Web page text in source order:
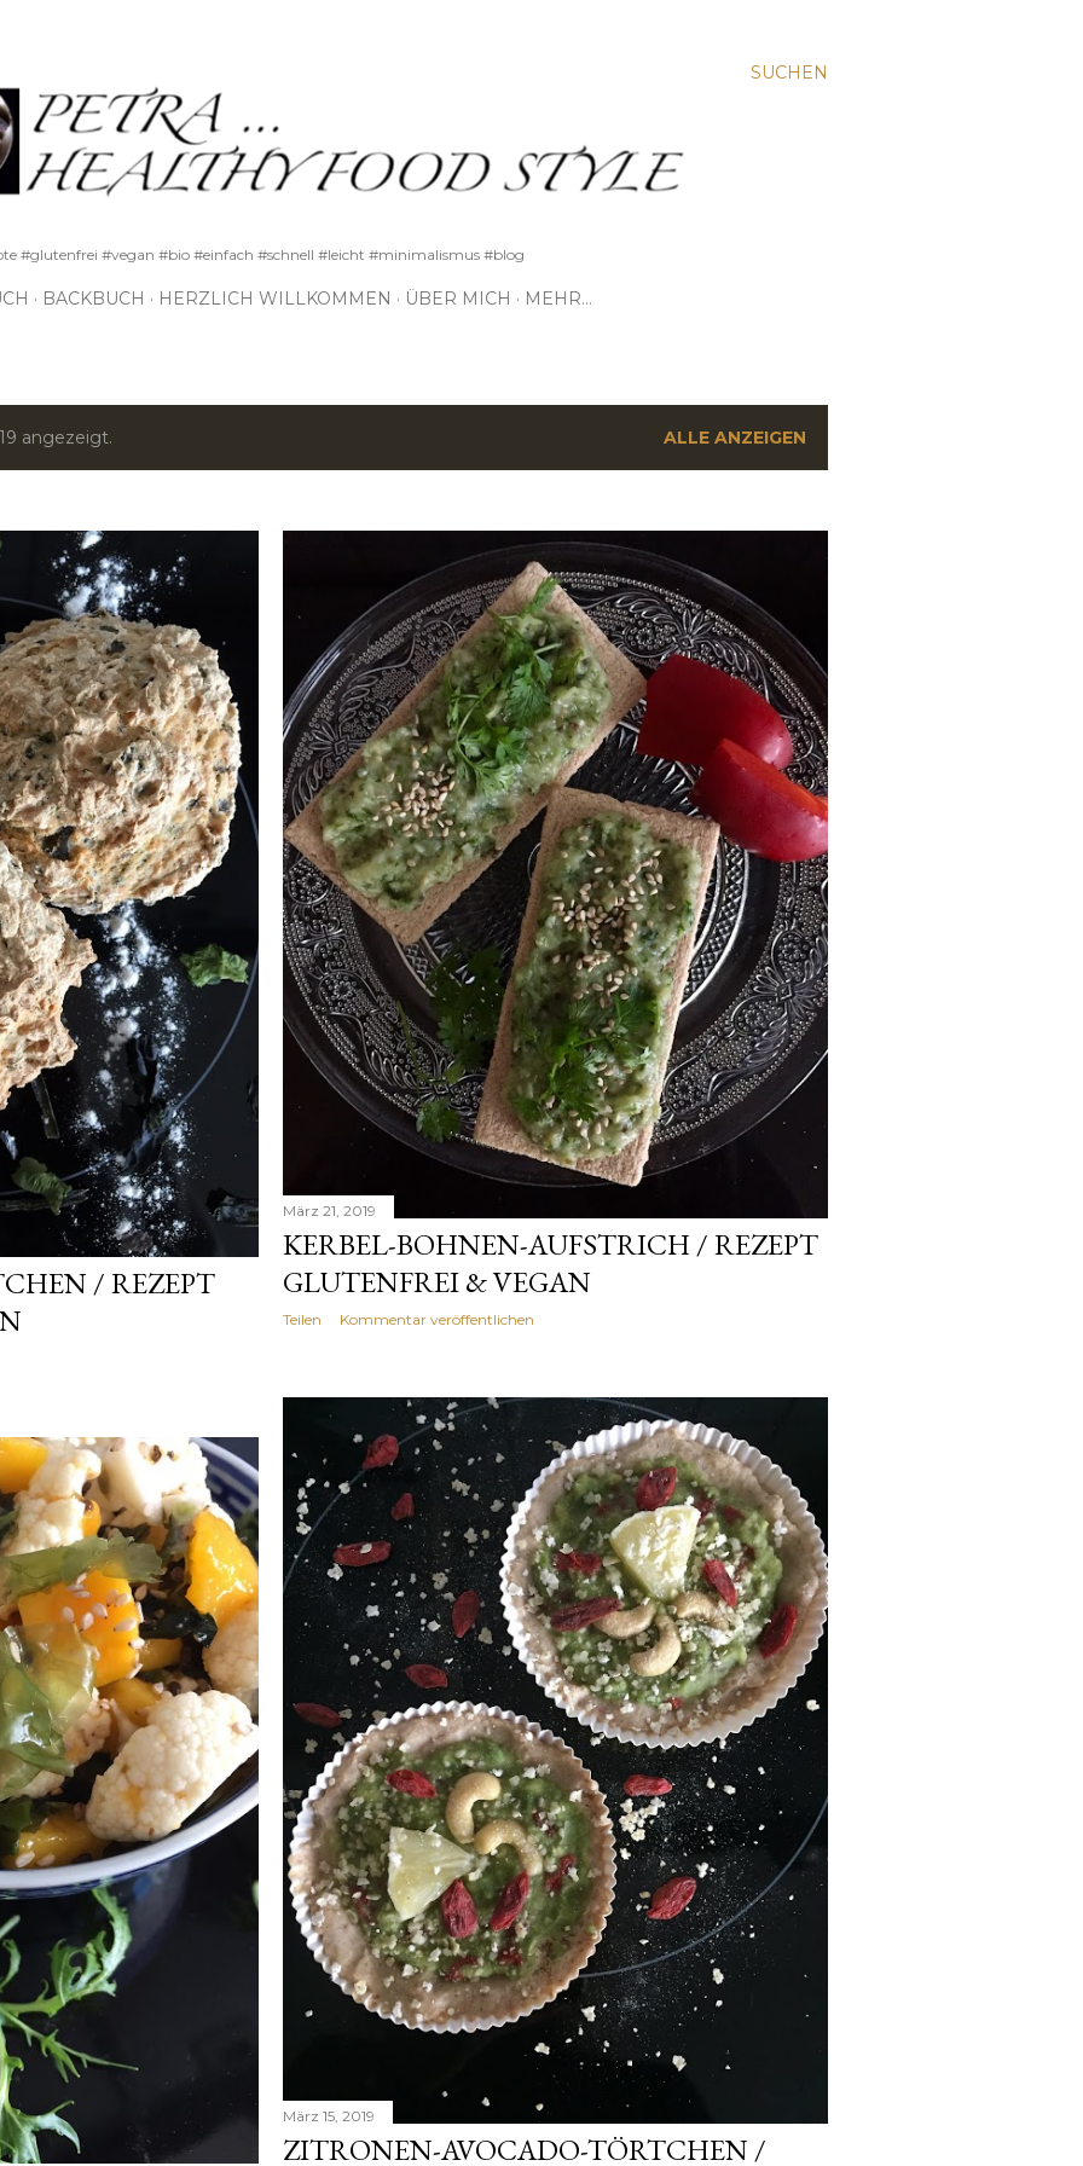
SUCHEN
#glutenfrei #vegan #bio #einfach #schnell #leicht #minimalismus #blog
BACKBUCH HERZLICH WILLKOMMEN ÜBER MICH MEHR…
angezeigt. ALLE ANZEIGEN
/ REZEPT
März 21, 2019
KERBEL-BOHNEN-AUFSTRICH / REZEPT
GLUTENFREI & VEGAN
Teilen Kommentar veröffentlichen
März 15, 2019
ZITRONEN-AVOCADO-TÖRTCHEN /